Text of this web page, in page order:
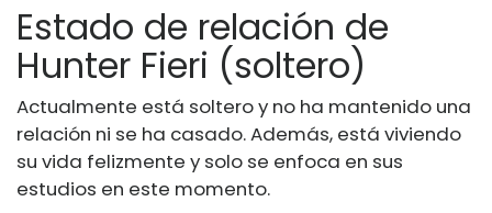
Estado de relación de
Hunter Fieri (soltero)
Actualmente está soltero y no ha mantenido una
relación ni se ha casado. Además, está viviendo
su vida felizmente y solo se enfoca en sus
estudios en este momento.